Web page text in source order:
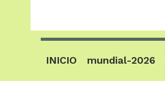
INICIO mundial-2026